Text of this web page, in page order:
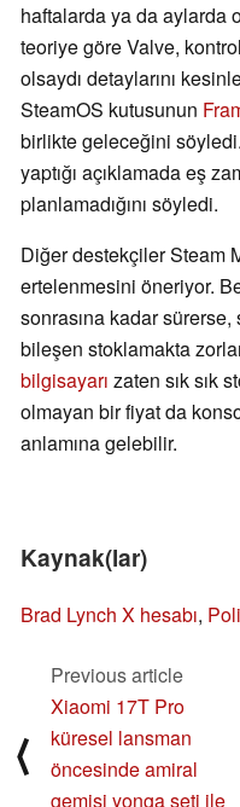
haftalarda ya da aylarda
teoriye göre Valve,
olsaydı detaylarını
SteamOS kutusunun
birlikte geleceğini
yaptığı açıklamada eş
planlamadığını söyledi.
Diğer destekçiler Steam
ertelenmesini öneriyor.
sonrasına kadar
bileşen stoklamakta
bilgisayarı zaten sık sık
olmayan bir fiyat da
anlamına gelebilir.
Kaynak(lar)
Brad Lynch X hesabı,
⟨
Previous article
Xiaomi 17T Pro
küresel lansman
öncesinde amiral
gemisi yonga seti ile